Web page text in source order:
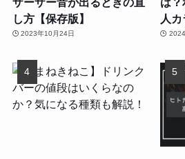
し方【保存版】
2023年10月24日
人